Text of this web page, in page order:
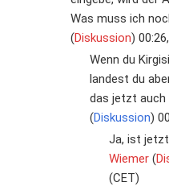
Was muss ich
(Diskussion)
Wenn du
landest du
das jetzt auch
(Diskussion)
Ja, ist jetzt
Wiemer (
(CET)